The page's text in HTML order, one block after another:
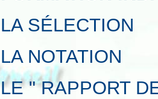
LA SÉLECTION
LA NOTATION
LE " RAPPORT